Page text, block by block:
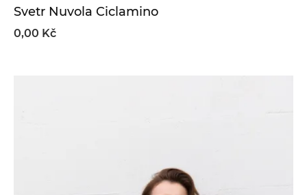
Svetr Nuvola Ciclamino
0,00 Kč